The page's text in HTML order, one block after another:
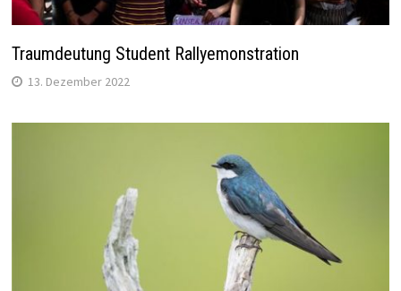
Traumdeutung Student Rallyemonstration
13. Dezember 2022